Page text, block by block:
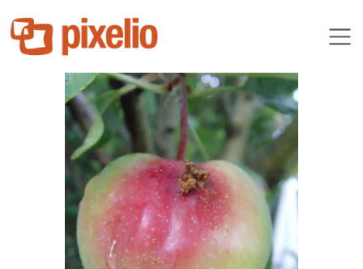
Grossi1985